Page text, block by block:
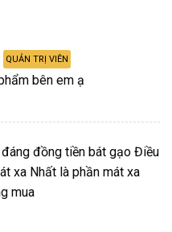
QUẢN TRỊ VIÊN
bên em ạ
đồng tiền bát gạo Điều
xa Nhất là phần mát xa
mua